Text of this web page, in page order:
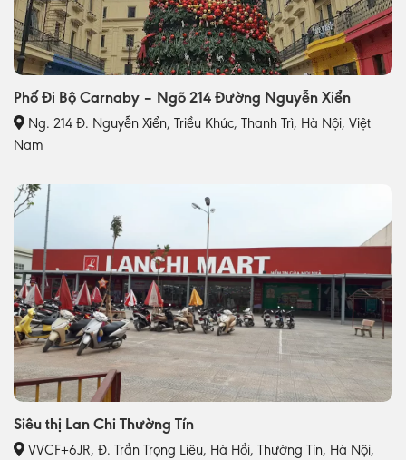
Phố Đi Bộ Carnaby – Ngõ 214 Đường Nguyễn Xiển
Ng. 214 Đ. Nguyễn Xiển, Triều Khúc, Thanh Trì, Hà Nội, Việt
Nam
Siêu thị Lan Chi Thường Tín
VVCF+6JR, Đ. Trần Trọng Liêu, Hà Hồi, Thường Tín, Hà Nội,